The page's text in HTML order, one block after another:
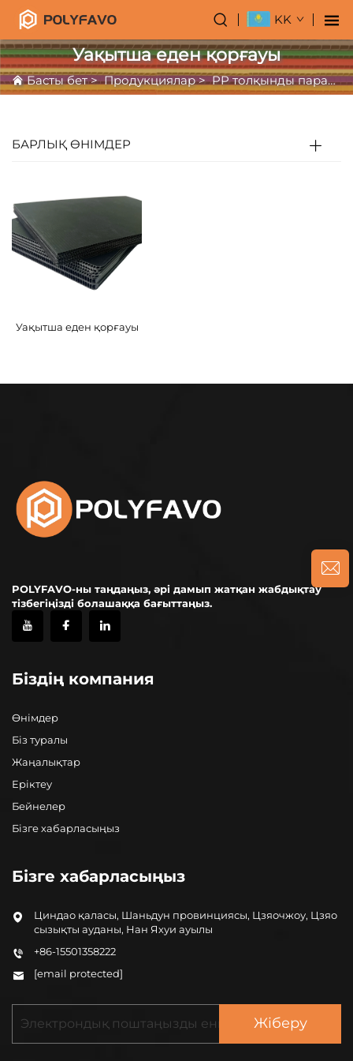
KK
Уақытша еден қорғауы
Басты бет>Продукциялар>PP толқынды парақ >
БАРЛЫҚ ӨНІМДЕР
Уақытша еден қорғауы
POLYFAVO-ны таңдаңыз, әрі дамып жатқан жабдықтау
тізбегіңізді болашаққа бағыттаңыз.
Біздің компания
Өнімдер
Біз туралы
Жаңалықтар
Еріктеу
Бейнелер
Бізге хабарласыңыз
Бізге хабарласыңыз
Циндао қаласы, Шаньдун провинциясы, Цзяочжоу, Цзяо
сызықты ауданы, Нан Яхуи ауылы
+86-15501358222
[email protected]
Жіберу